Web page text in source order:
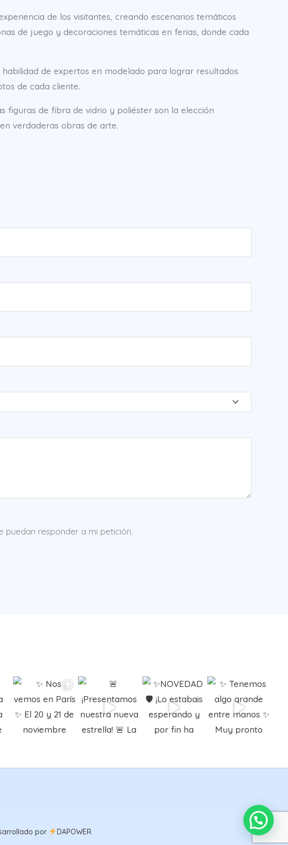
de los visitantes, creando escenarios temáticos
de juego y decoraciones temáticas en ferias, donde cada
de expertos en modelado para lograr resultados
de cada cliente.
figuras de fibra de vidrio y poliéster son la elección
verdaderas obras de arte.
responder a mi petición.
por DAPOWER